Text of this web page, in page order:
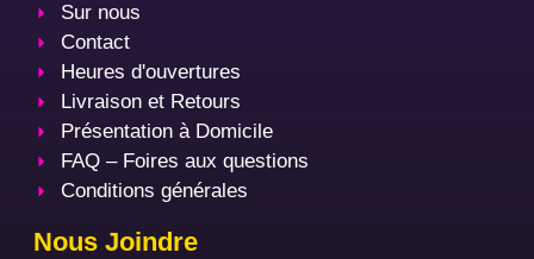
Sur nous
Contact
Heures d'ouvertures
Livraison et Retours
Présentation à Domicile
FAQ – Foires aux questions
Conditions générales
Nous Joindre